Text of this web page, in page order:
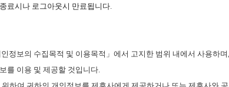
료시나 로그아웃시 만료됩니다.
정보의 수집목적 및 이용목적」에서 고지한 범위 내에서 사용하며,
를 이용 및 제공할 것입니다.